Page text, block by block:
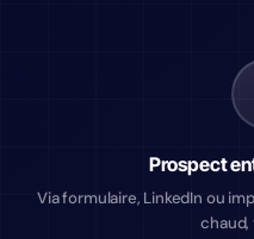
Prospect
Via formulaire, LinkedIn ou
chaud,